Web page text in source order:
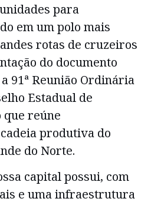
para
em um polo mais
rotas de cruzeiros
do documento
91ª Reunião Ordinária
Estadual de
reúne
produtiva do
do Norte.
capital possui, com
e uma infraestrutura